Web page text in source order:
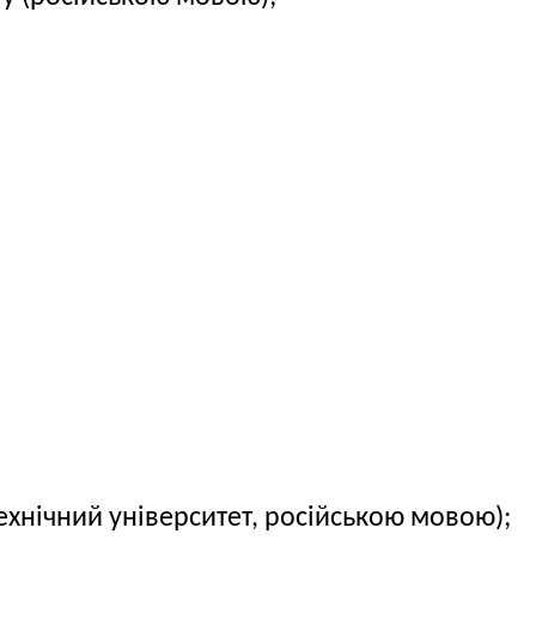
університет, російською мовою);